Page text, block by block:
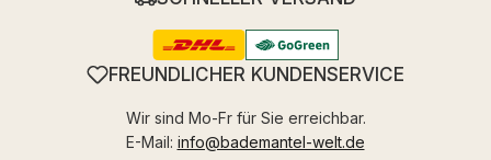
FREUNDLICHER KUNDENSERVICE
Wir sind Mo-Fr für Sie erreichbar.
E-Mail: info@bademantel-welt.de